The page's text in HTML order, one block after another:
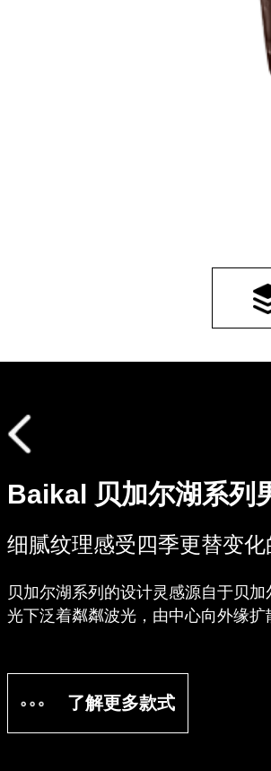
Baikal 贝加尔湖系列
细腻纹理感受四季更替变化
贝加尔湖系列的设计灵感源自于贝
光下泛着粼粼波光，由中心向外缘
了解更多款式